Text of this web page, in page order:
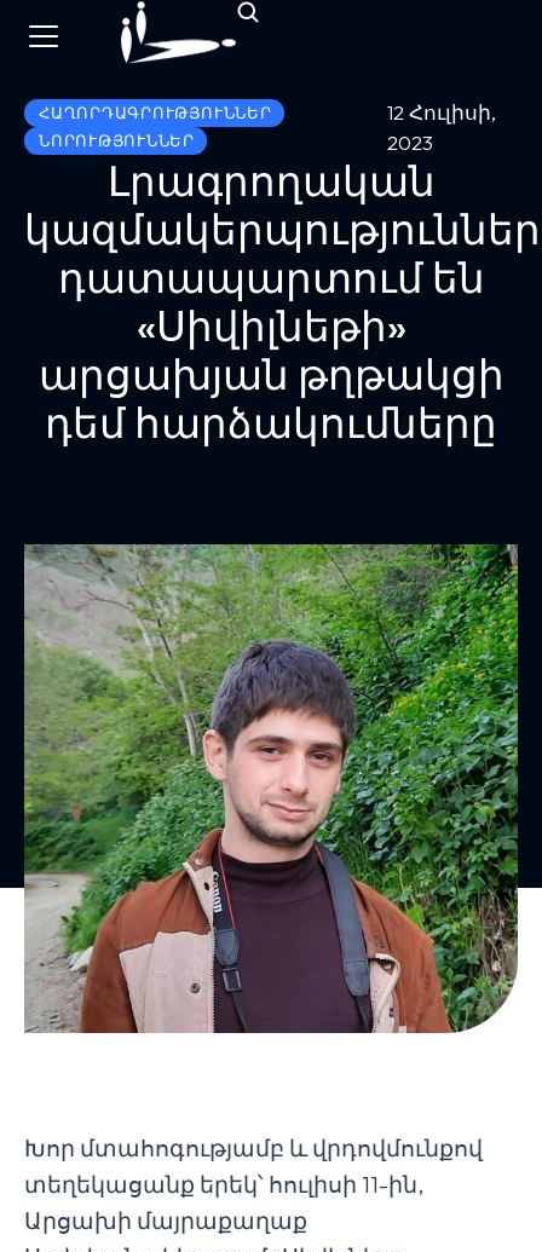
ՀԱՂՈՐԴԱԳՐՈՒԹՅՈՒՆՆԵՐ
ՆՈՐՈՒԹՅՈՒՆՆԵՐ
12 Հուլիսի,
2023
Լրագրողական
դատապարտում են
«Սիվիլնեթի»
արցախյան թղթակցի
դեմ հարձակումները
Խոր մտահոգությամբ և վրդովմունքով
տեղեկացանք երեկ՝ հուլիսի 11-ին,
Արցախի մայրաքաղաք